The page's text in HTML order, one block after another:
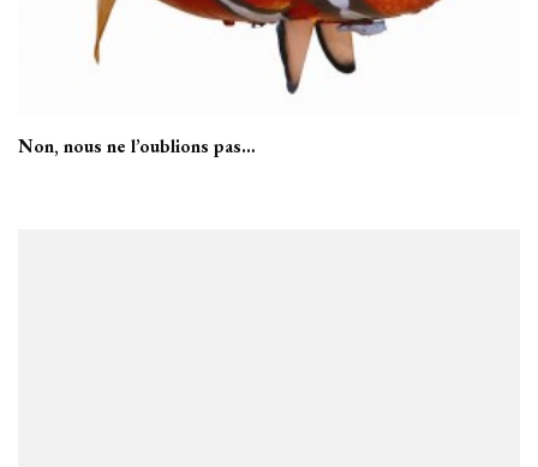
Non, nous ne l’oublions pas…